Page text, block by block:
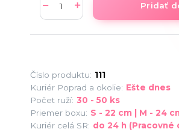
Pridať
Číslo produktu: 111
Kuriér Poprad a okolie: Ešte dnes
Počet ruží: 30 - 50 ks
Priemer boxu: S - 22 cm | M - 24
Kuriér celá SR: do 24 h (Pracovné